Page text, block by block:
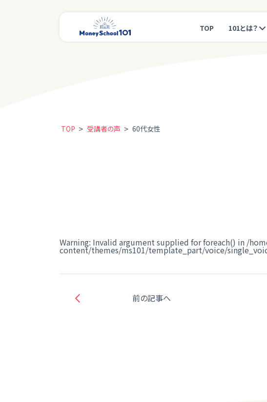
TOP 101とは？
TOP > 受講者の声 > 60代女性
Warning: Invalid argument supplied for foreach() in /
content/themes/ms101/template_part/voice/
前の記事へ